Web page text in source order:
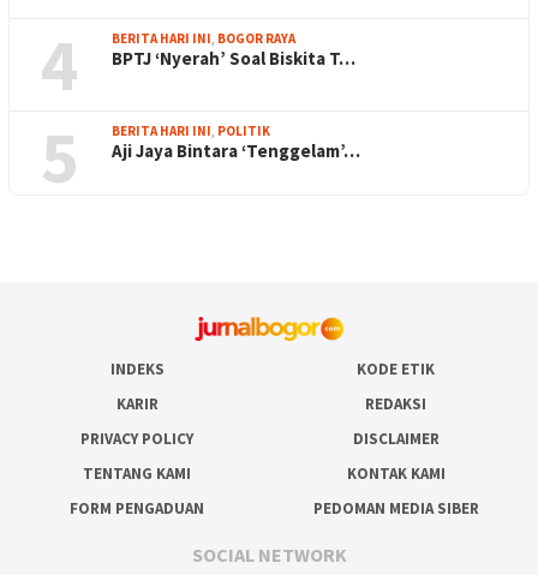
4 BERITA HARI INI BOGOR RAYA
BPTJ ‘Nyerah’ Soal Biskita T…
5 BERITA HARI INI POLITIK
Aji Jaya Bintara ‘Tenggelam’…
INDEKS
KODE ETIK
KARIR
REDAKSI
PRIVACY POLICY
DISCLAIMER
TENTANG KAMI
KONTAK KAMI
FORM PENGADUAN
PEDOMAN MEDIA SIBER
SOCIAL NETWORK